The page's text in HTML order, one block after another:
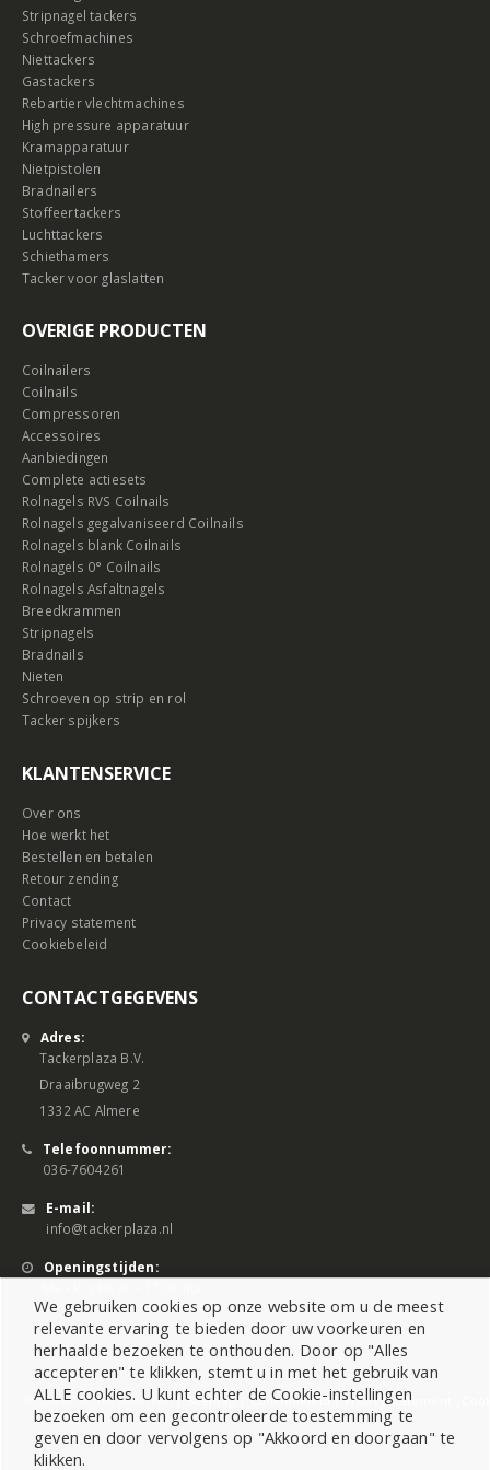
Stripnagel tackers
Schroefmachines
Niettackers
Gastackers
Rebartier vlechtmachines
High pressure apparatuur
Kramapparatuur
Nietpistolen
Bradnailers
Stoffeertackers
Luchttackers
Schiethamers
Tacker voor glaslatten
OVERIGE PRODUCTEN
Coilnailers
Coilnails
Compressoren
Accessoires
Aanbiedingen
Complete actiesets
Rolnagels RVS Coilnails
Rolnagels gegalvaniseerd Coilnails
Rolnagels blank Coilnails
Rolnagels 0° Coilnails
Rolnagels Asfaltnagels
Breedkrammen
Stripnagels
Bradnails
Nieten
Schroeven op strip en rol
Tacker spijkers
KLANTENSERVICE
Over ons
Hoe werkt het
Bestellen en betalen
Retour zending
Contact
Privacy statement
Cookiebeleid
CONTACTGEGEVENS
Adres:
Tackerplaza B.V.
Draaibrugweg 2
1332 AC Almere
Telefoonnummer:
036-7604261
E-mail:
info@tackerplaza.nl
Openingstijden:
©2026 All Rights Reserved |Sitemap|Cookiebeleid|Privacy Statement
We gebruiken cookies op onze website om u de meest
relevante ervaring te bieden door uw voorkeuren en
herhaalde bezoeken te onthouden. Door op "Alles
accepteren" te klikken, stemt u in met het gebruik van
ALLE cookies. U kunt echter de Cookie-instellingen
bezoeken om een gecontroleerde toestemming te
geven en door vervolgens op "Akkoord en doorgaan" te
klikken.